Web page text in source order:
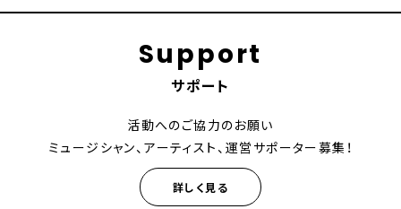
Support
サポート
活動へのご協力のお願い
ミュージシャン、アーティスト、運営サポーター募集！
詳しく見る